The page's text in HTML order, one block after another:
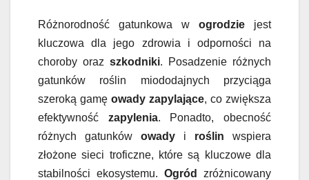
Różnorodność gatunkowa w ogrodzie jest
kluczowa dla jego zdrowia i odporności na
choroby oraz szkodniki. Posadzenie różnych
gatunków roślin miododajnych przyciąga
szeroką gamę owady zapylające, co zwiększa
efektywność zapylenia. Ponadto, obecność
różnych gatunków owady i roślin wspiera
złożone sieci troficzne, które są kluczowe dla
stabilności ekosystemu. Ogród
zróżnicowany